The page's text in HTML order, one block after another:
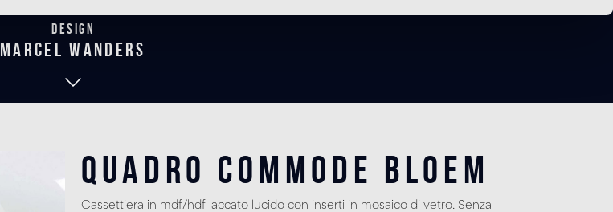
Design
marcel wanders
Quadro Commode Bloem
Cassettiera in mdf/hdf laccato lucido con inserti in mosaico di vetro. Senza